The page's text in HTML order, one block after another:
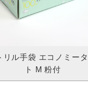
リル手袋 エコノミー
ト M 粉付